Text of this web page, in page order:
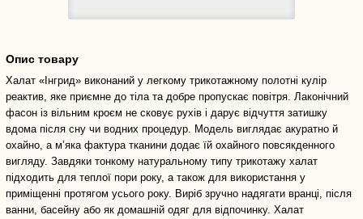
Опис товару
Халат «Інгрид» виконаний у легкому трикотажному полотні кулір
реактив, яке приємне до тіла та добре пропускає повітря. Лаконічний
фасон із вільним кроєм не сковує рухів і дарує відчуття затишку
вдома після сну чи водних процедур. Модель виглядає акуратно й
охайно, а м’яка фактура тканини додає їй охайного повсякденного
вигляду. Завдяки тонкому натуральному типу трикотажу халат
підходить для теплої пори року, а також для використання у
приміщенні протягом усього року. Виріб зручно надягати вранці, після
ванни, басейну або як домашній одяг для відпочинку. Халат